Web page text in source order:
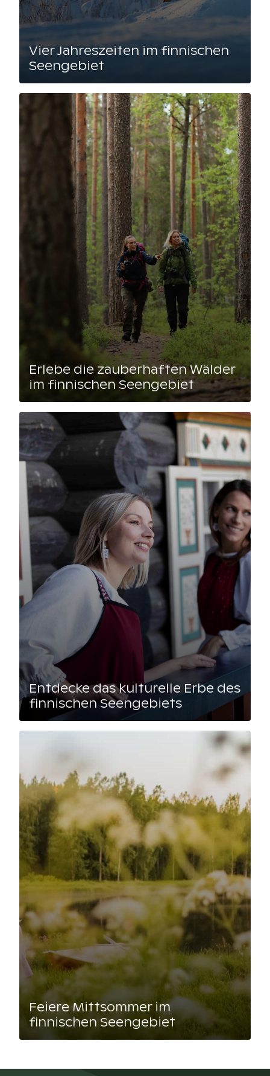
Vier Jahreszeiten im finnischen
Seengebiet
Erlebe die zauberhaften Wälder
im finnischen Seengebiet
Entdecke das kulturelle Erbe des
finnischen Seengebiets
Feiere Mittsommer im
finnischen Seengebiet